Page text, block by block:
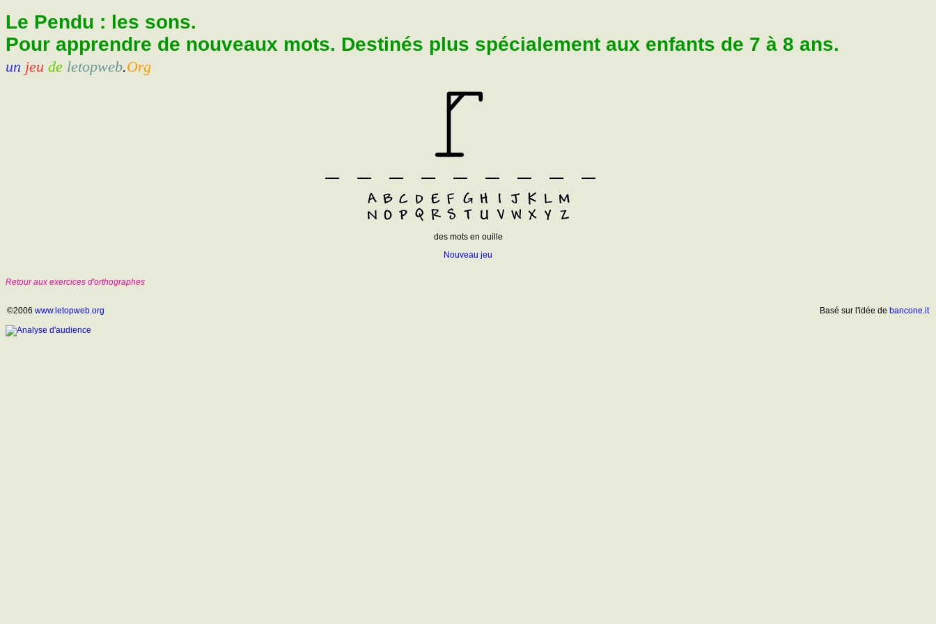
Le Pendu : les sons.
Pour apprendre de nouveaux mots. Destinés plus spécialement aux enfants de 7 à 8 ans.
un jeu de letopweb.Org
des mots en ouille
Nouveau jeu
Retour aux exercices d'orthographes
©2006 www.letopweb.org Basé sur l'idée de bancone.it